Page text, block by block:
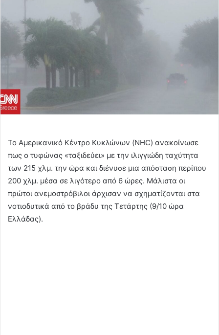
Το Αμερικανικό Κέντρο Κυκλώνων (NHC) ανακοίνωσε
πως ο τυφώνας «ταξιδεύει» με την ιλιγγιώδη ταχύτητα
των 215 χλμ. την ώρα και διένυσε μια απόσταση περίπου
200 χλμ. μέσα σε λιγότερο από 6 ώρες. Μάλιστα οι
πρώτοι ανεμοστρόβιλοι άρχισαν να σχηματίζονται στα
νοτιοδυτικά από το βράδυ της Τετάρτης (9/10 ώρα
Ελλάδας).